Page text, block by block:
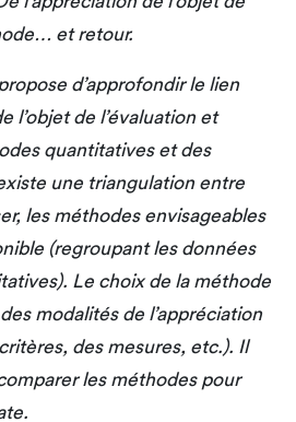
et retour.
d’approfondir le lien
l’objet de l’évaluation et
quantitatives et des
une triangulation entre
les méthodes envisageables
(regroupant les données
Le choix de la méthode
modalités de l’appréciation
des mesures, etc.). Il
les méthodes pour